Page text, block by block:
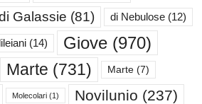
Galassie (81) di Nebulose (12)
(14) Giove (970)
Marte (731) Marte (7)
Molecolari (1) Novilunio (237)